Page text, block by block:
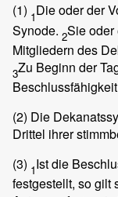
(1) 1Die oder der
Synode. 2Sie oder
Mitgliedern des
3Zu Beginn der
(2) Die
Drittel ihrer
(3) 1Ist die
festgestellt, so gilt